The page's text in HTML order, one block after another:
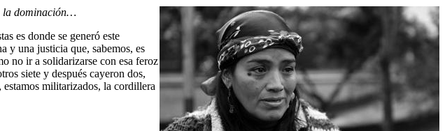
la dominación…
es donde se generó este
y una justicia que, sabemos, es
no ir a solidarizarse con esa feroz
siete y después cayeron dos,
militarizados, la cordillera